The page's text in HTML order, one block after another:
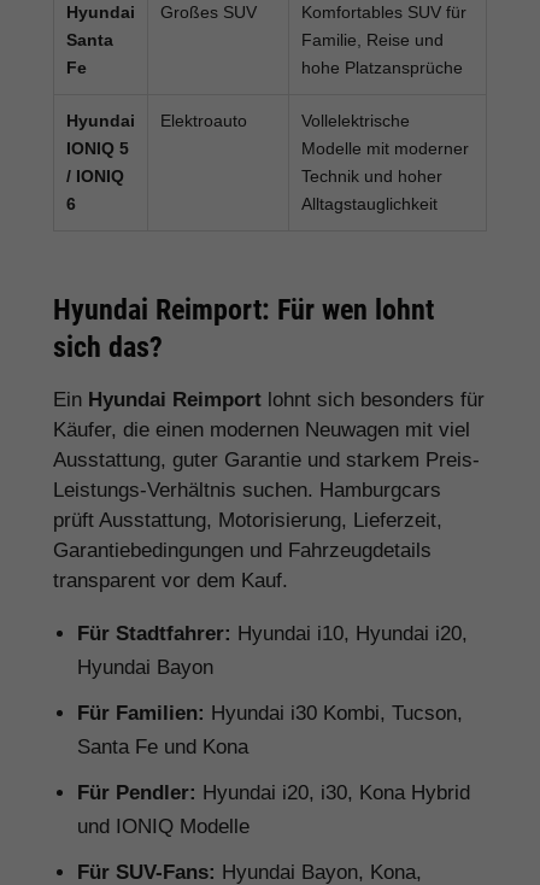
Hyundai
Santa
Fe
Großes SUV
Komfortables SUV für
Familie, Reise und
hohe Platzansprüche
Hyundai
IONIQ 5
/ IONIQ
6
Elektroauto
Vollelektrische
Modelle mit moderner
Technik und hoher
Alltagstauglichkeit
Hyundai Reimport: Für wen lohnt
sich das?
Ein Hyundai Reimport lohnt sich besonders für
Käufer, die einen modernen Neuwagen mit viel
Ausstattung, guter Garantie und starkem Preis-
Leistungs-Verhältnis suchen. Hamburgcars
prüft Ausstattung, Motorisierung, Lieferzeit,
Garantiebedingungen und Fahrzeugdetails
transparent vor dem Kauf.
Für Stadtfahrer: Hyundai i10, Hyundai i20,
Hyundai Bayon
Für Familien: Hyundai i30 Kombi, Tucson,
Santa Fe und Kona
Für Pendler: Hyundai i20, i30, Kona Hybrid
und IONIQ Modelle
Für SUV-Fans: Hyundai Bayon, Kona,